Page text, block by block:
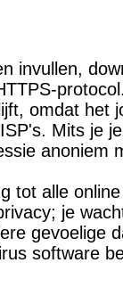
invullen,
omdat het
Mits je
anoniem
tot alle
je
gevoelige
software